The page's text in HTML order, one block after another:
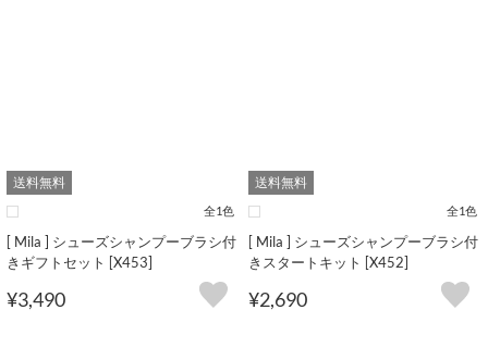
送料無料
全1色
[ Mila ] シューズシャンプーブラシ付
きギフトセット [X453]
¥3,490
送料無料
全1色
[ Mila ] シューズシャンプーブラシ付
きスタートキット [X452]
¥2,690